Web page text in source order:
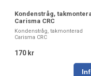
Kondenstråg,
Carisma CRC
Kondenstråg, takmonterad
Carisma CRC
170 kr